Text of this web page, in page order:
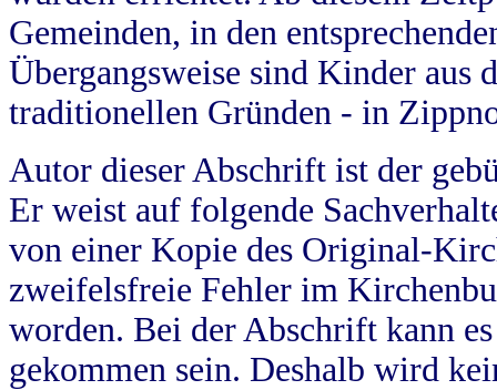
Gemeinden, in den
Übergangsweise sind Kinder aus
traditionellen Gründen - in
Autor dieser Abschrift ist der
Er weist auf folgende
von einer Kopie des Original-
zweifelsfreie Fehler im
worden. Bei der Abschrift kann
gekommen sein. Deshalb wird